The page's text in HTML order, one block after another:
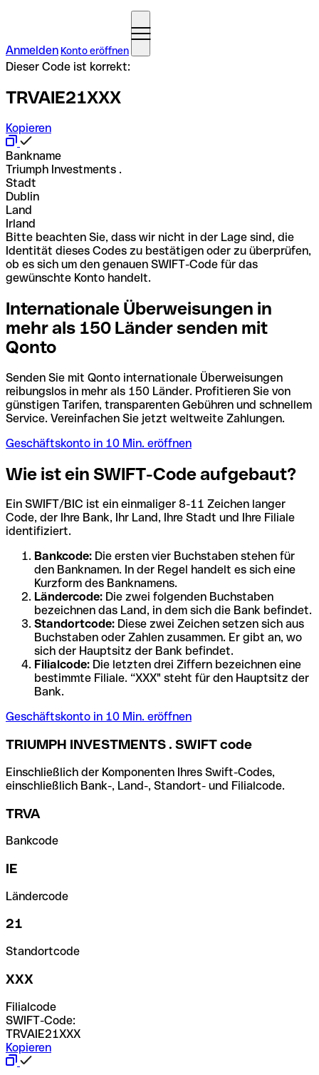
Anmelden Konto eröffnen
Dieser Code ist korrekt:
TRVAIE21XXX
Kopieren
Bankname
Triumph Investments .
Stadt
Dublin
Land
Irland
Bitte beachten Sie, dass wir nicht in der Lage sind, die
Identität dieses Codes zu bestätigen oder zu überprüfen,
ob es sich um den genauen SWIFT-Code für das
gewünschte Konto handelt.
Internationale Überweisungen in
mehr als 150 Länder senden mit
Qonto
Senden Sie mit Qonto internationale Überweisungen
reibungslos in mehr als 150 Länder. Profitieren Sie von
günstigen Tarifen, transparenten Gebühren und schnellem
Service. Vereinfachen Sie jetzt weltweite Zahlungen.
Geschäftskonto in 10 Min. eröffnen
Wie ist ein SWIFT-Code aufgebaut?
Ein SWIFT/BIC ist ein einmaliger 8-11 Zeichen langer
Code, der Ihre Bank, Ihr Land, Ihre Stadt und Ihre Filiale
identifiziert.
Bankcode: Die ersten vier Buchstaben stehen für
den Banknamen. In der Regel handelt es sich eine
Kurzform des Banknamens.
Ländercode: Die zwei folgenden Buchstaben
bezeichnen das Land, in dem sich die Bank befindet.
Standortcode: Diese zwei Zeichen setzen sich aus
Buchstaben oder Zahlen zusammen. Er gibt an, wo
sich der Hauptsitz der Bank befindet.
Filialcode: Die letzten drei Ziffern bezeichnen eine
bestimmte Filiale. “XXX" steht für den Hauptsitz der
Bank.
Geschäftskonto in 10 Min. eröffnen
TRIUMPH INVESTMENTS . SWIFT code
Einschließlich der Komponenten Ihres Swift-Codes,
einschließlich Bank-, Land-, Standort- und Filialcode.
TRVA
Bankcode
IE
Ländercode
21
Standortcode
XXX
Filialcode
SWIFT-Code:
TRVAIE21XXX
Kopieren